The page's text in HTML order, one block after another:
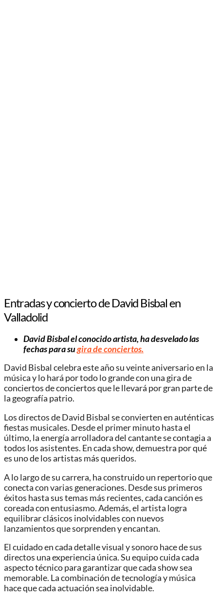
Entradas y concierto de David Bisbal en
Valladolid
David Bisbal el conocido artista, ha desvelado las
fechas para sugira de conciertos.
David Bisbal celebra este año su veinte aniversario en la
música y lo hará por todo lo grande con una gira de
conciertos de conciertos que le llevará por gran parte de
la geografía patrio.
Los directos de David Bisbal se convierten en auténticas
fiestas musicales. Desde el primer minuto hasta el
último, la energía arrolladora del cantante se contagia a
todos los asistentes. En cada show, demuestra por qué
es uno de los artistas más queridos.
A lo largo de su carrera, ha construido un repertorio que
conecta con varias generaciones. Desde sus primeros
éxitos hasta sus temas más recientes, cada canción es
coreada con entusiasmo. Además, el artista logra
equilibrar clásicos inolvidables con nuevos
lanzamientos que sorprenden y encantan.
El cuidado en cada detalle visual y sonoro hace de sus
directos una experiencia única. Su equipo cuida cada
aspecto técnico para garantizar que cada show sea
memorable. La combinación de tecnología y música
hace que cada actuación sea inolvidable.